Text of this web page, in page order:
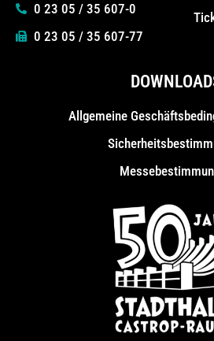
0 23 05 / 35 607-0
0 23 05 / 35 607-77
Allgemeine